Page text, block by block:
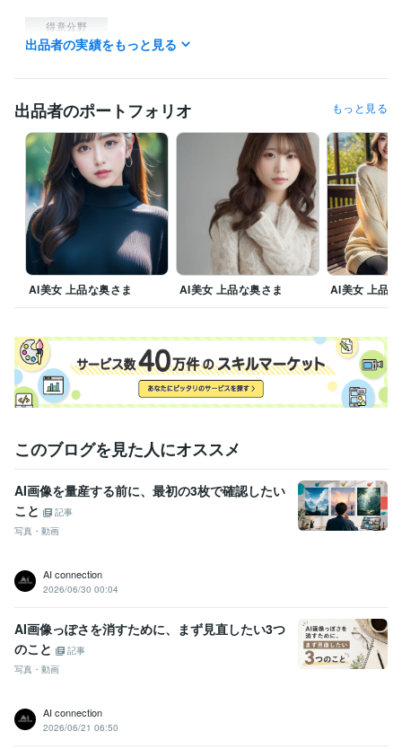
得意分野
IT相談・システム開発 ＡＩ画像生成、編集・加工
出品者の実績をもっと見る
出品者のポートフォリオ もっと見る
AI美女 上品な奥さま AI美女 上品な奥さま AI美女 上品
このブログを見た人にオススメ
AI画像を量産する前に、最初の3枚で確認したい
こと
記事
写真・動画
AI connection
2026/06/30 00:04
AI画像っぽさを消すために、まず見直したい3つ
のこと
記事
写真・動画
AI connection
2026/06/21 06:50